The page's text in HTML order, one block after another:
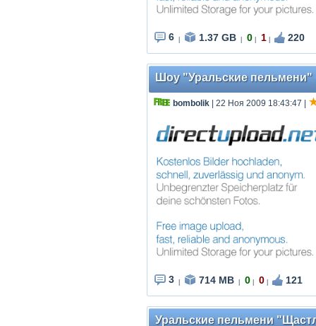
6 1.37 GB 0 1 220
Шоу "Уральские пельмени"
bombolik | 22 Ноя 2009 18:43:47
3 714 MB 0 0 121
Уральские пельмени